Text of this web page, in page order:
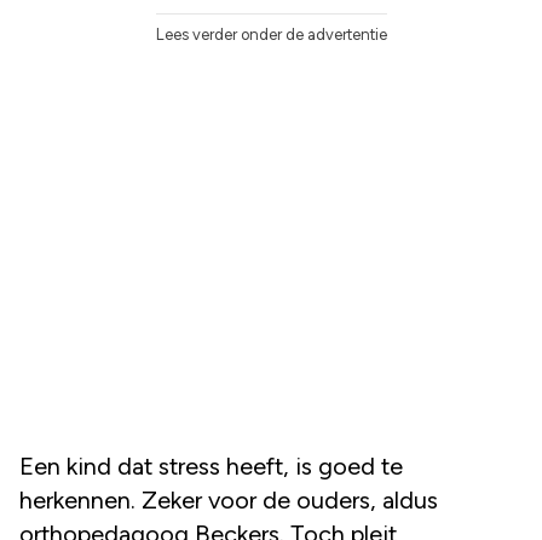
Lees verder onder de advertentie
Een kind dat stress heeft, is goed te
herkennen. Zeker voor de ouders, aldus
orthopedagoog Beckers. Toch pleit